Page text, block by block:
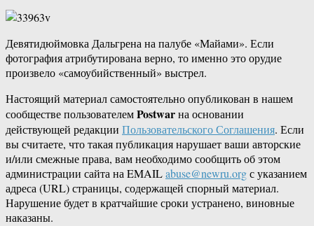
Девятидюймовка Дальгрена на палубе «Майами». Если
фотография атрибутирована верно, то именно это орудие
произвело «самоубийственный» выстрел.
Настоящий материал самостоятельно опубликован в нашем
сообществе пользователемPostwarна основании
действующей редакции Пользовательского Соглашения. Если
вы считаете, что такая публикация нарушает ваши авторские
и/или смежные права, вам необходимо сообщить об этом
администрации сайта на EMAILabuse@newru.orgс указанием
адреса (URL) страницы, содержащей спорный материал.
Нарушение будет в кратчайшие сроки устранено, виновные
наказаны.